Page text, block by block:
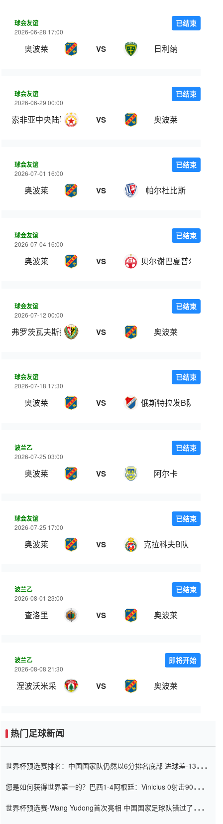
球会友谊
2026-06-28 17:00
奥波莱 VS 日利纳
已结束
球会友谊
2026-06-29 00:00
索非亚中央陆军 VS 奥波莱
已结束
球会友谊
2026-07-01 16:00
奥波莱 VS 帕尔杜比斯
已结束
球会友谊
2026-07-04 16:00
奥波莱 VS 贝尔谢巴夏普尔
已结束
球会友谊
2026-07-12 00:00
弗罗茨瓦夫斯拉斯克 VS 奥波莱
已结束
球会友谊
2026-07-18 17:30
奥波莱 VS 俄斯特拉发B队
已结束
波兰乙
2026-07-25 03:00
奥波莱 VS 阿尔卡
已结束
球会友谊
2026-07-25 17:00
奥波莱 VS 克拉科夫B队
已结束
波兰乙
2026-08-01 23:00
查洛里 VS 奥波莱
已结束
波兰乙
2026-08-08 21:30
涅波沃米采 VS 奥波莱
即将开始
热门足球新闻
世界杯预选赛排名：中国国家队仍然以6分排名底部 进球差-13令人
您是如何获得世界第一的？巴西1-4阿根廷：Vinicius 0射击90分钟
世界杯预选赛-Wang Yudong首次亮相 中国国家足球队错过了世界